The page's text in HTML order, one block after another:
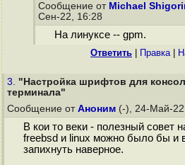
Сообщение от Michael
Сен-22, 16:28
На линуксе -- gpm.
Ответить Правка|
3. "Настройка шрифтов для
терминала"
Сообщение от Аноним (-), 24-Май-
В кои то веки - полезный совет
freebsd и linux можно было бы и
запихнуть наверное.